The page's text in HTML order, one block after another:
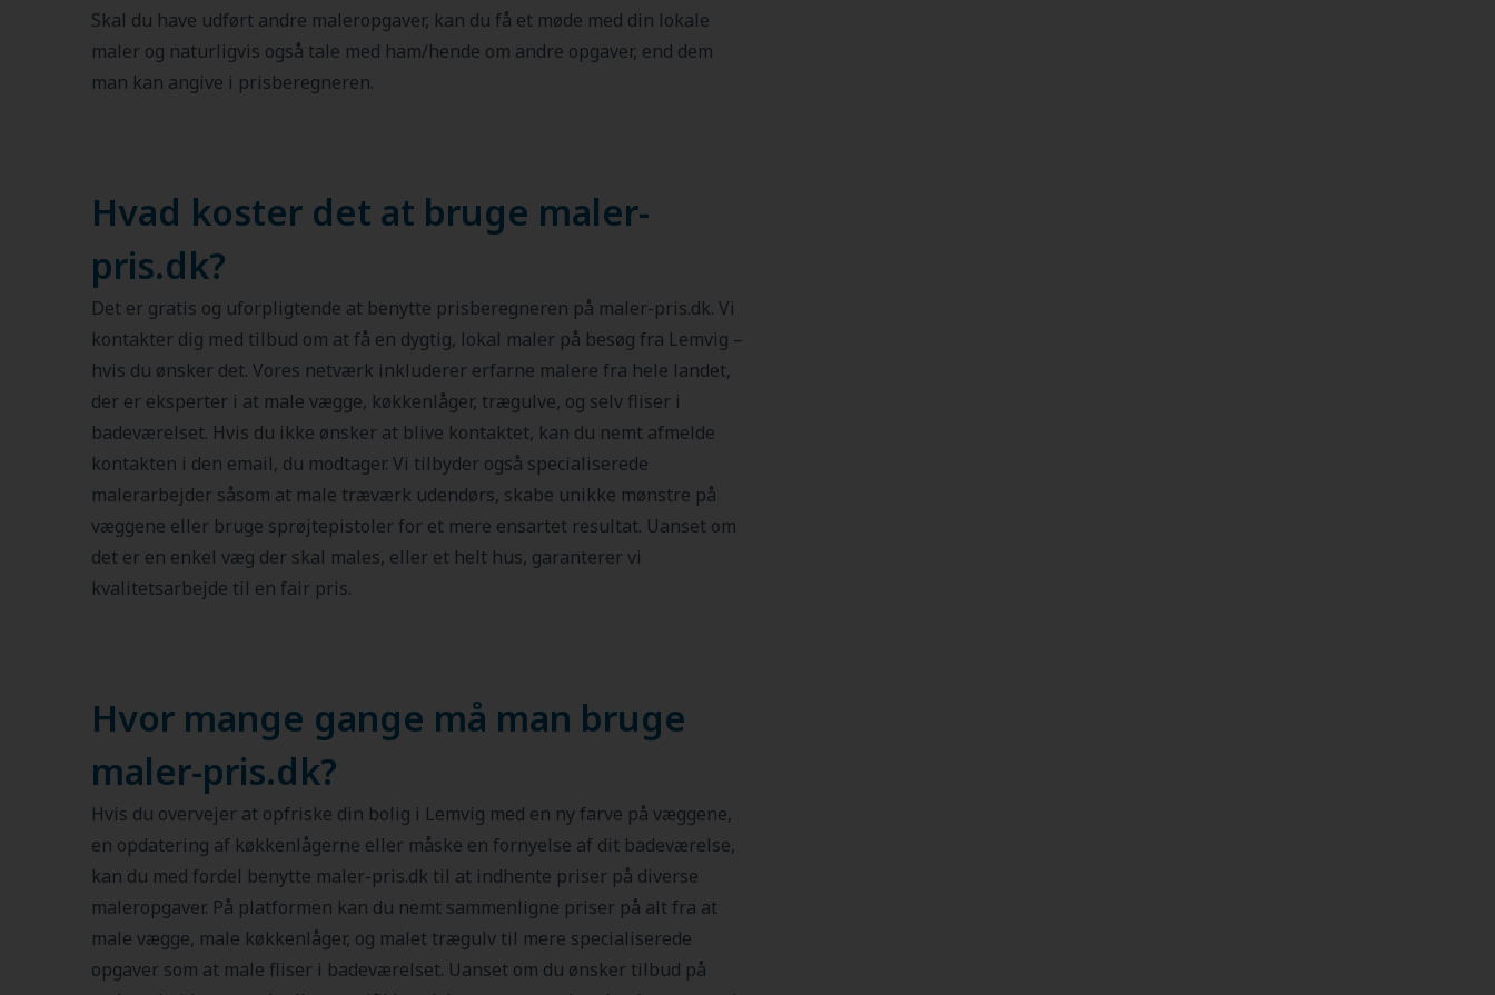
Skal du have udført andre maleropgaver, kan du få et møde med din lokale
maler og naturligvis også tale med ham/hende om andre opgaver, end dem
man kan angive i prisberegneren.
Hvad koster det at bruge maler-
pris.dk?
Det er gratis og uforpligtende at benytte prisberegneren på maler-pris.dk. Vi
kontakter dig med tilbud om at få en dygtig, lokal maler på besøg fra Lemvig –
hvis du ønsker det. Vores netværk inkluderer erfarne malere fra hele landet,
der er eksperter i at male vægge, køkkenlåger, trægulve, og selv fliser i
badeværelset. Hvis du ikke ønsker at blive kontaktet, kan du nemt afmelde
kontakten i den email, du modtager. Vi tilbyder også specialiserede
malerarbejder såsom at male træværk udendørs, skabe unikke mønstre på
væggene eller bruge sprøjtepistoler for et mere ensartet resultat. Uanset om
det er en enkel væg der skal males, eller et helt hus, garanterer vi
kvalitetsarbejde til en fair pris.
Hvor mange gange må man bruge
maler-pris.dk?
Hvis du overvejer at opfriske din bolig i Lemvig med en ny farve på væggene,
en opdatering af køkkenlågerne eller måske en fornyelse af dit badeværelse,
kan du med fordel benytte maler-pris.dk til at indhente priser på diverse
maleropgaver. På platformen kan du nemt sammenligne priser på alt fra at
male vægge, male køkkenlåger, og malet trægulv til mere specialiserede
opgaver som at male fliser i badeværelset. Uanset om du ønsker tilbud på